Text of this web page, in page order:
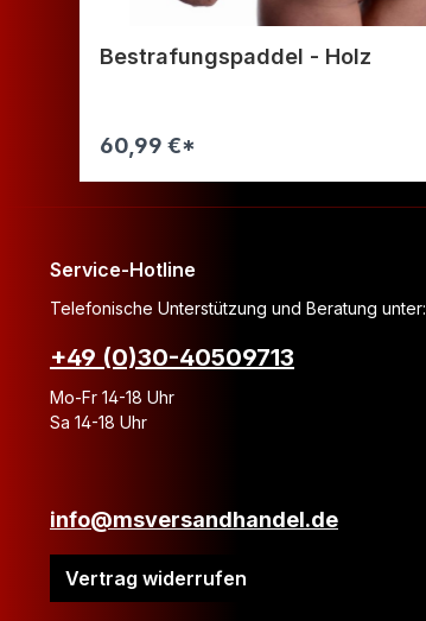
Bestrafungspaddel - Holz
60,99 €*
Service-Hotline
Telefonische Unterstützung und Beratung unter:
+49 (0)30-40509713
Mo-Fr 14-18 Uhr
Sa 14-18 Uhr
info@msversandhandel.de
Vertrag widerrufen